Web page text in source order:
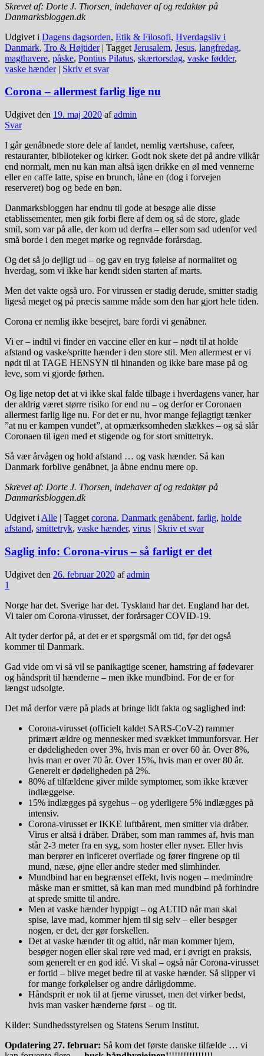
Skrevet af: Dorte J. Thorsen, indehaver af og redaktør på
Danmarksbloggen.dk
Udgivet i Dagens dagsorden, Etik & Filosofi, Hverdagsliv i
Danmark, Tro & Højtider | Tagget Jerusalem, Jesus, langfredag,
magthavere, påske, Pontius Pilatus, skærtorsdag, vaske fødder,
vaske hænder | Skriv et svar
Corona – allermest farlig lige nu
Udgivet den 19. maj 2020 afadmin
Svar
I går genåbnede store dele af landet, nemlig værtshuse, cafeer,
restauranter, biblioteker og kirker. Godt nok skete det på andre vilkår
end normalt, men nu kan man altså igen drikke en øl med vennerne
eller en caffe latte, spise en brunch, låne en (dog i forvejen
reserveret) bog og bede en bøn.
Danmarksbloggen har endnu til gode at besøge alle disse
etablissementer, men gik forbi flere af dem og så de store, glade
smil, som var på alle, der kom ud derfra – eller som sad udenfor ved
små borde i den meget mørke og regnvåde forårsdag.
Og det så jo dejligt ud – og gav en tryg følelse af normalitet og
hverdag, som vi ikke har kendt siden starten af marts.
Men det vakte også uro. For virussen er stadig derude, smitter stadig
ligeså meget og på præcis samme måde som den har gjort hele tiden.
Corona er nemlig ikke besejret, bare fordi vi genåbner.
Vi er – indtil vi finder en vaccine eller en kur – nødt til at holde
afstand og vaske/spritte hænder i den store stil. Men allermest er vi
nødt til at TAGE HENSYN til hinanden og ikke bare mase på og
leve, som vi gjorde førhen.
Og lige netop det at vi ikke skal falde tilbage i hverdagens vaner, har
der aldrig været større risiko for end nu – og derfor er Coronaen
allermest farlig lige nu. For det er nu, hvor mange fejlagtigt tænker
”at nu er kampen vundet”, at opmærksomheden slækkes – og så slår
Coronaen til igen med et stigende og for stort smittetryk.
Så vær årvågen og hold afstand … og vask hænder. Så kan
Danmark forblive genåbnet, ja åbne endnu mere op.
Skrevet af: Dorte J. Thorsen, indehaver af og redaktør på
Danmarksbloggen.dk
Udgivet i Alle | Tagget corona, Danmark genåbent, farlig, holde
afstand, smittetryk, vaske hænder, virus | Skriv et svar
Saglig info: Corona-virus – så farligt er det
Udgivet den 26. februar 2020 afadmin
1
Norge har det. Sverige har det. Tyskland har det. England har det.
Vi taler om Corona-virusset, der forårsager COVID-19.
Alt tyder derfor på, at det er et spørgsmål om tid, før det også
kommer til Danmark.
Gad vide om vi så vil se panikagtige scener, hamstring af fødevarer
og håndsprit til hænderne – men ikke mundbind. For de er for
længst udsolgte.
Det må derfor være på plads at bringe lidt fakta og saglighed ind:
Corona-virusset (officielt kaldet SARS-CoV-2) rammer
primært ældre og mennesker med svækket immunforsvar. Her
er dødeligheden over 3%, hvis man er over 60 år. Over 8%,
hvis man er over 70 år. Over 15%, hvis man er over 80 år.
Generelt er dødeligheden på 2%.
80% af tilfældene giver milde symptomer, som ikke kræver
indlæggelse.
15% indlægges på sygehus – og yderligere 5% indlægges på
intensiv.
Corona-virusset er IKKE luftbårent, men smitter via dråber.
Virus er altså i dråber. Dråber, som man rammes af, hvis man
står 2-3 meter fra en syg, som hoster eller nyser. Eller hvis
man berører en inficeret overflade og fører fingrene op til
mund, næse, øjne eller andre steder med slimhinder.
Mundbind har en begrænset effekt, hvis nogen – medmindre
måske man er smittet, så kan man med mundbind på forhindre
at sprede smitte til andre.
Men at vaske hænder hyppigt – og ALTID når man skal
spise, lave mad, kommer hjem til sig selv – eller besøger
nogen, er det, der gør forskellen.
Det at vaske hænder tit og altid, når man kommer hjem,
besøger nogen eller skal røre ved mad, er i øvrigt en praksis,
som generelt er en god idé. Vi skal – også når Corona-virusset
er fortid – blive meget bedre til at vaske hænder. Så slipper vi
for mange forkølelser og andre dårligdomme.
Håndsprit er nok til at fjerne virusset, men det virker bedst,
hvis man vasker hænderne først – og tit.
Kilder: Sundhedsstyrelsen og Statens Serum Institut.
Opdatering 27. februar: Så kom det første danske tilfælde … vi